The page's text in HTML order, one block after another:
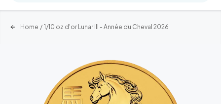
Home / 1/10 oz d'or Lunar III - Année du Cheval 2026